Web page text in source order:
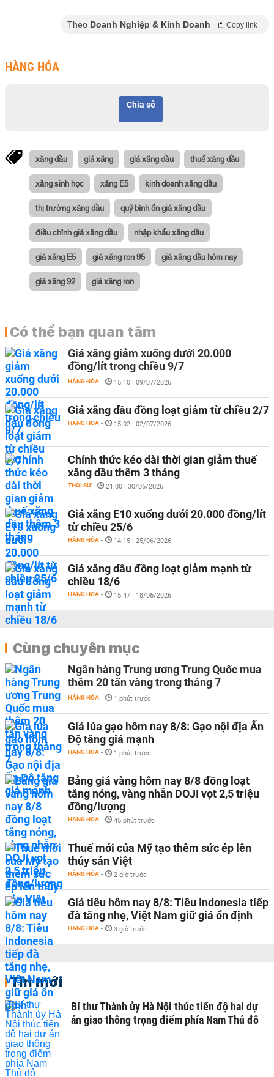
Theo Doanh Nghiệp & Kinh Doanh Copy link
HÀNG HÓA
Chia sẻ
xăng dầu giá xăng giá xăng dầu thuế xăng dầu
xăng sinh học xăng E5 kinh doanh xăng dầu
thị trường xăng dầu quỹ bình ổn giá xăng dầu
điều chỉnh giá xăng dầu nhập khẩu xăng dầu
giá xăng E5 giá xăng ron 95 giá xăng dầu hôm nay
giá xăng 92 giá xăng ron
Có thể bạn quan tâm
Giá xăng giảm xuống dưới 20.000
đồng/lít trong chiều 9/7
HÀNG HÓA - 15:10 | 09/07/2026
Giá xăng dầu đồng loạt giảm từ chiều 2/7
HÀNG HÓA - 15:02 | 02/07/2026
Chính thức kéo dài thời gian giảm thuế
xăng dầu thêm 3 tháng
THỜI SỰ - 21:00 | 30/06/2026
Giá xăng E10 xuống dưới 20.000 đồng/lít
từ chiều 25/6
HÀNG HÓA - 14:15 | 25/06/2026
Giá xăng dầu đồng loạt giảm mạnh từ
chiều 18/6
HÀNG HÓA - 15:47 | 18/06/2026
Cùng chuyên mục
Ngân hàng Trung ương Trung Quốc mua
thêm 20 tấn vàng trong tháng 7
HÀNG HÓA - 1 phút trước
Giá lúa gạo hôm nay 8/8: Gạo nội địa Ấn
Độ tăng giá mạnh
HÀNG HÓA - 1 phút trước
Bảng giá vàng hôm nay 8/8 đồng loạt
tăng nóng, vàng nhẫn DOJI vọt 2,5 triệu
đồng/lượng
HÀNG HÓA - 45 phút trước
Thuế mới của Mỹ tạo thêm sức ép lên
thủy sản Việt
HÀNG HÓA - 2 giờ trước
Giá tiêu hôm nay 8/8: Tiêu Indonesia tiếp
đà tăng nhẹ, Việt Nam giữ giá ổn định
HÀNG HÓA - 3 giờ trước
Tin mới
Bí thư Thành ủy Hà Nội thúc tiến độ hai dự
án giao thông trọng điểm phía Nam Thủ đô